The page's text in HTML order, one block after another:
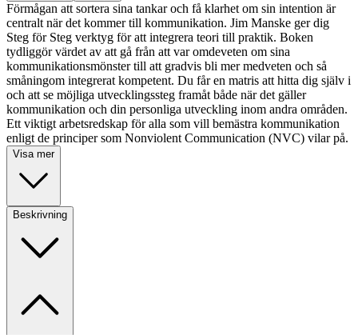
Förmågan att sortera sina tankar och få klarhet om sin intention är
centralt när det kommer till kommunikation. Jim Manske ger dig
Steg för Steg verktyg för att integrera teori till praktik. Boken
tydliggör värdet av att gå från att var omdeveten om sina
kommunikationsmönster till att gradvis bli mer medveten och så
småningom integrerat kompetent. Du får en matris att hitta dig själv i
och att se möjliga utvecklingssteg framåt både när det gäller
kommunikation och din personliga utveckling inom andra områden.
Ett viktigt arbetsredskap för alla som vill bemästra kommunikation
enligt de principer som Nonviolent Communication (NVC) vilar på.
Visa mer
Beskrivning